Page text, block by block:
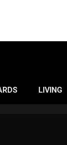
LIVING